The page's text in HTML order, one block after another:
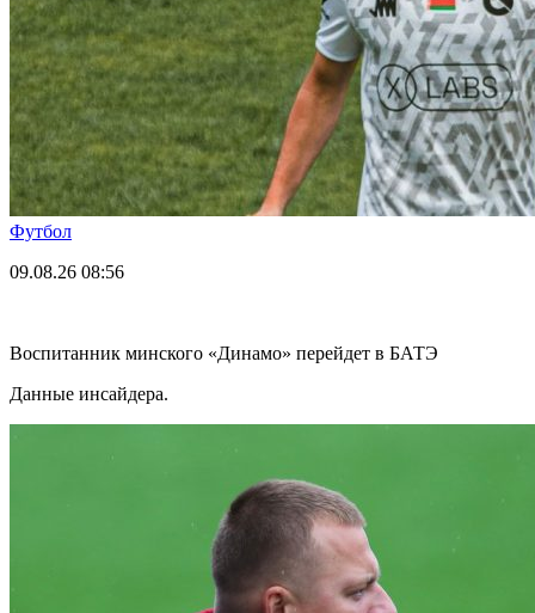
Футбол
09.08.26 08:56
Воспитанник минского «Динамо» перейдет в БАТЭ
Данные инсайдера.